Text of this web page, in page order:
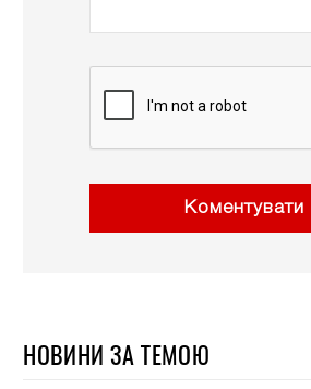
Коментувати
НОВИНИ ЗА ТЕМОЮ